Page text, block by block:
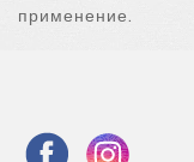
применение.